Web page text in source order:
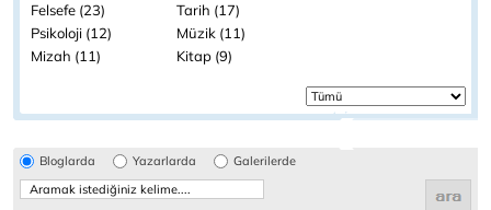
Felsefe (23)
Tarih (17)
Psikoloji (12)
Müzik (11)
Mizah (11)
Kitap (9)
Bloglarda Yazarlarda Galerilerde